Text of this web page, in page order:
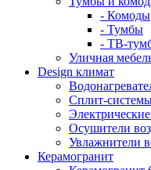
- Комоды
- Тумбы
- ТВ-
Уличная
Design климат
Сплит-
Осушители
Увлажнители
Керамогранит